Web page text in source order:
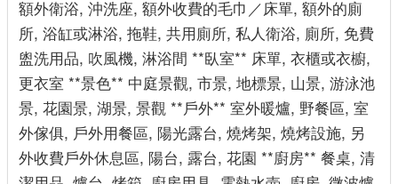
額外衛浴, 沖洗座, 額外收費的毛巾／床單, 額外的廁
所, 浴缸或淋浴, 拖鞋, 共用廁所, 私人衛浴, 廁所, 免費
盥洗用品, 吹風機, 淋浴間 **臥室** 床單, 衣櫃或衣櫥,
更衣室 **景色** 中庭景觀, 市景, 地標景, 山景, 游泳池
景, 花園景, 湖景, 景觀 **戶外** 室外暖爐, 野餐區, 室
外傢俱, 戶外用餐區, 陽光露台, 燒烤架, 燒烤設施, 另
外收費戶外休息區, 陽台, 露台, 花園 **廚房** 餐桌, 清